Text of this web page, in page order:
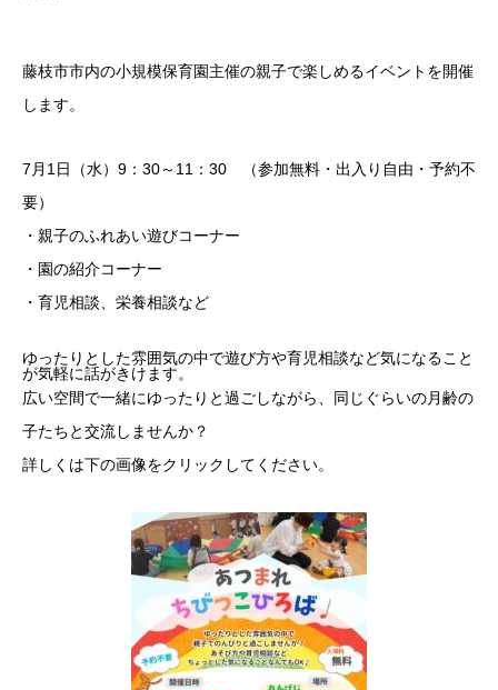
藤枝市市内の小規模保育園主催の親子で楽しめるイベントを開催
します。
7月1日（水）9：30～11：30 （参加無料・出入り自由・予約不
要）
・親子のふれあい遊びコーナー
・園の紹介コーナー
・育児相談、栄養相談など
ゆったりとした雰囲気の中で遊び方や育児相談など気になること
が気軽に話がきけます。
広い空間で一緒にゆったりと過ごしながら、同じぐらいの月齢の
子たちと交流しませんか？
詳しくは下の画像をクリックしてください。